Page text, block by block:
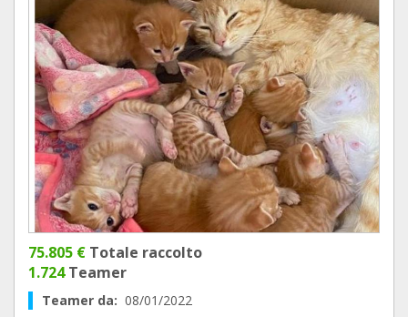
75.805 € Totale raccolto
1.724Teamer
Teamer da: 08/01/2022